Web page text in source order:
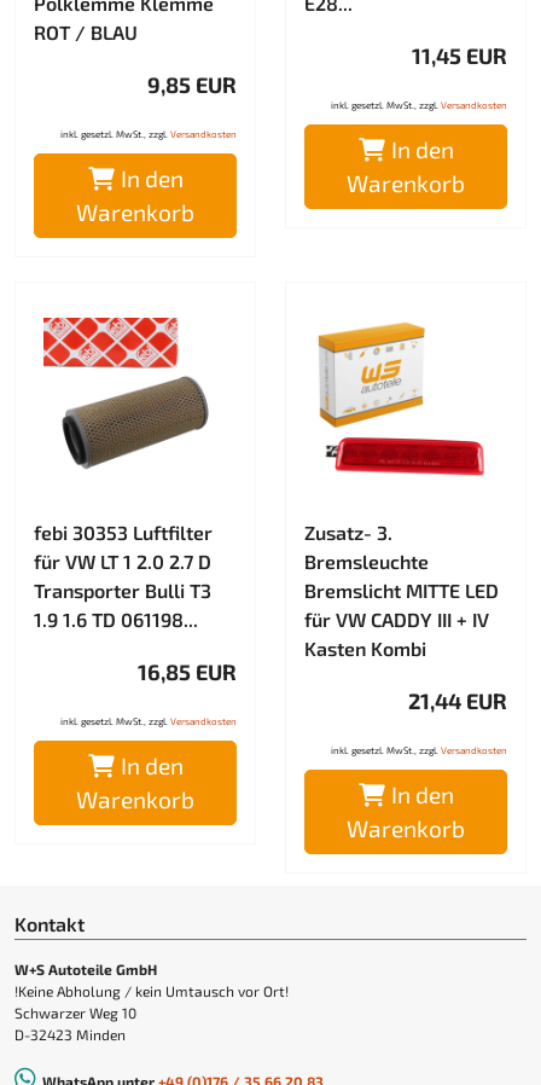
ROT / BLAU
9,85 EUR
inkl. gesetzl. MwSt., zzgl. Versandkosten
In den
Warenkorb
11,45 EUR
inkl. gesetzl. MwSt., zzgl. Versandkosten
In den
Warenkorb
febi 30353 Luftfilter
für VW LT 1 2.0 2.7 D
Transporter Bulli T3
1.9 1.6 TD 061198...
16,85 EUR
inkl. gesetzl. MwSt., zzgl. Versandkosten
In den
Warenkorb
Zusatz- 3.
Bremsleuchte
Bremslicht MITTE LED
für VW CADDY III + IV
Kasten Kombi
21,44 EUR
inkl. gesetzl. MwSt., zzgl. Versandkosten
In den
Warenkorb
Kontakt
W+S Autoteile GmbH
!Keine Abholung / kein Umtausch vor Ort!
Schwarzer Weg 10
D-32423 Minden
WhatsApp unter +49 (0)176 / 35 66 20 83